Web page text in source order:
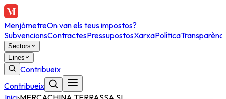
MenjòmetreOn van els teus impostos?
SubvencionsContractesPressupostosXarxaPolítica
Sectors
Eines
Contribueix
Contribueix